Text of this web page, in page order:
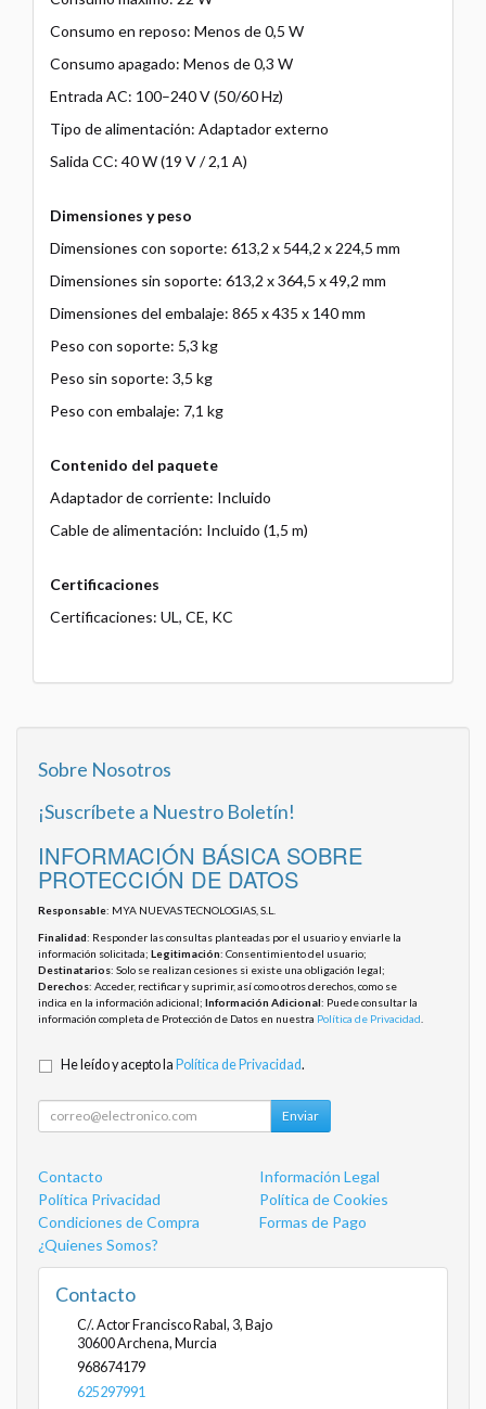
Consumo en reposo: Menos de 0,5 W
Consumo apagado: Menos de 0,3 W
Entrada AC: 100–240 V (50/60 Hz)
Tipo de alimentación: Adaptador externo
Salida CC: 40 W (19 V / 2,1 A)
Dimensiones y peso
Dimensiones con soporte: 613,2 x 544,2 x 224,5 mm
Dimensiones sin soporte: 613,2 x 364,5 x 49,2 mm
Dimensiones del embalaje: 865 x 435 x 140 mm
Peso con soporte: 5,3 kg
Peso sin soporte: 3,5 kg
Peso con embalaje: 7,1 kg
Contenido del paquete
Adaptador de corriente: Incluido
Cable de alimentación: Incluido (1,5 m)
Certificaciones
Certificaciones: UL, CE, KC
Sobre Nosotros
¡Suscríbete a Nuestro Boletín!
INFORMACIÓN BÁSICA SOBRE
PROTECCIÓN DE DATOS
Responsable: MYA NUEVAS TECNOLOGIAS, S.L.
Finalidad: Responder las consultas planteadas por el usuario y enviarle la
información solicitada; Legitimación: Consentimiento del usuario;
Destinatarios: Solo se realizan cesiones si existe una obligación legal;
Derechos: Acceder, rectificar y suprimir, así como otros derechos, como se
indica en la información adicional; Información Adicional: Puede consultar la
información completa de Protección de Datos en nuestra Política de Privacidad
He leído y acepto la Política de Privacidad.
Enviar
Contacto
Información Legal
Política Privacidad
Política de Cookies
Condiciones de Compra
Formas de Pago
¿Quienes Somos?
Contacto
C/. Actor Francisco Rabal, 3, Bajo
30600Archena, Murcia
968674179
625297991